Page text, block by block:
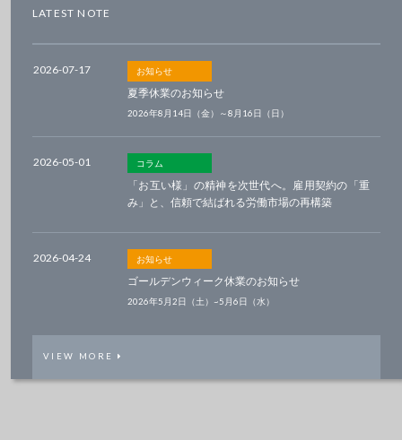
LATEST NOTE
2026-07-17 お知らせ
夏季休業のお知らせ
2026年8月14日（金）～8月16日（日）
2026-05-01 コラム
「お互い様」の精神を次世代へ。雇用契約の「重
み」と、信頼で結ばれる労働市場の再構築
2026-04-24 お知らせ
ゴールデンウィーク休業のお知らせ
2026年5月2日（土）~5月6日（水）
VIEW MORE